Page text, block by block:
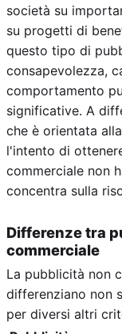
società su
su progetti di
questo tipo di
consapevolezza,
comportamento
significative. A
che è orientata
l'intento di
commerciale non
concentra sulla
Differenze tra
commerciale
La pubblicità non
differenziano non
per diversi altri